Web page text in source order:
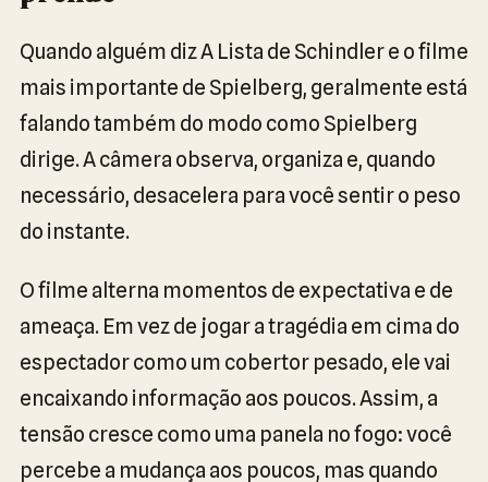
Quando alguém diz A Lista de Schindler e o filme
mais importante de Spielberg, geralmente está
falando também do modo como Spielberg
dirige. A câmera observa, organiza e, quando
necessário, desacelera para você sentir o peso
do instante.
O filme alterna momentos de expectativa e de
ameaça. Em vez de jogar a tragédia em cima do
espectador como um cobertor pesado, ele vai
encaixando informação aos poucos. Assim, a
tensão cresce como uma panela no fogo: você
percebe a mudança aos poucos, mas quando